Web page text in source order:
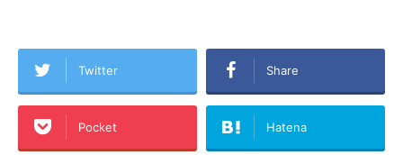
Twitter Share
Pocket Hatena